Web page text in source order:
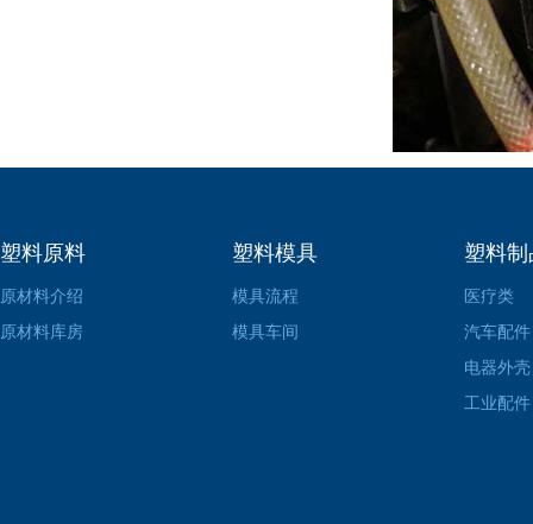
塑料原料
原材料介绍
原材料库房
塑料模具
模具流程
模具车间
塑料制
医疗类
汽车配件
电器外壳
工业配件